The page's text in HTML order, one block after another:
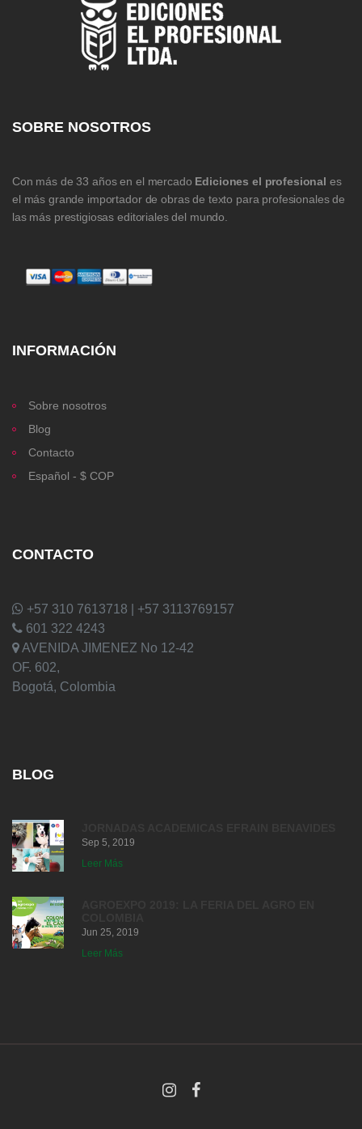
SOBRE NOSOTROS
Con más de 33 años en el mercado Ediciones el profesional es
el más grande importador de obras de texto para profesionales de
las más prestigiosas editoriales del mundo.
INFORMACIÓN
Sobre nosotros
Blog
Contacto
Español - $ COP
CONTACTO
+57 310 7613718 | +57 3113769157
601 322 4243
AVENIDA JIMENEZ No 12-42
OF. 602,
Bogotá, Colombia
BLOG
Sep 5, 2019
Leer Más
Jun 25, 2019
Leer Más